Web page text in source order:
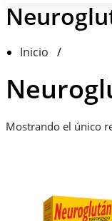
Inicio /
Mostrando el único